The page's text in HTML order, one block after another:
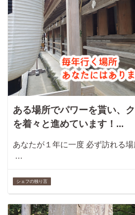
ある場所でパワーを貰い、
を着々と進めています！...
あなたが１年に一度 必ず訪れる
…
シェフの独り言